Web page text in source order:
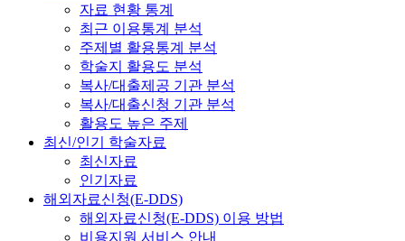
자료 현황 통계
최근 이용통계 분석
주제별 활용통계 분석
학술지 활용도 분석
복사/대출제공 기관 분석
복사/대출신청 기관 분석
활용도 높은 주제
최신/인기 학술자료
최신자료
인기자료
해외자료신청(E-DDS)
해외자료신청(E-DDS) 이용 방법
비용지원 서비스 안내